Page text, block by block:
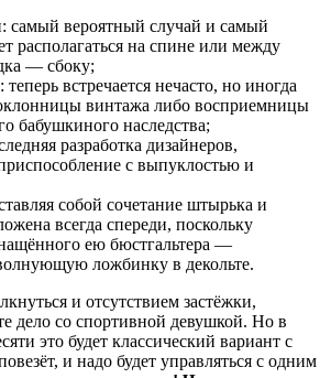
самый вероятный случай и самый
располагаться на спине или между
— сбоку;
теперь встречается нечасто, но иногда
винтажа либо восприемницы
бабушкиного наследства;
разработка дизайнеров,
с выпуклостью и
собой сочетание штырька и
всегда спереди, поскольку
ею бюстгальтера —
ложбинку в декольте.
и отсутствием застёжки,
дело со спортивной девушкой. Но в
это будет классический вариант с
и надо будет управляться с одним